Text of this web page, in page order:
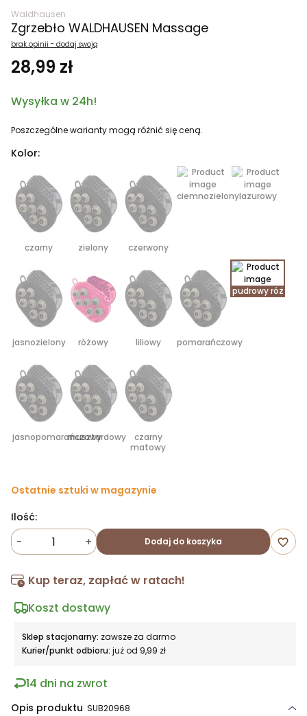
Waldhausen
Zgrzebło WALDHAUSEN Massage
brak opinii - dodaj swoją
28,99 zł
Wysyłka w 24h!
Poszczególne warianty mogą różnić się ceną.
Kolor:
czarny zielony czerwony
ciemnozielonylazurowy
jasnozielony różowy liliowy pomarańczowy
pudrowy róż
jasnopomarańczowy
musztardowy
czarny
matowy
Ostatnie sztuki w magazynie
Ilość:
- + Dodaj do koszyka favorite_border
Kup teraz, zapłać w ratach!
Koszt dostawy
Sklep stacjonarny: zawsze za darmo
Kurier/punkt odbioru: już od 9,99 zł
14 dni na zwrot
Opis produktu SUB20968